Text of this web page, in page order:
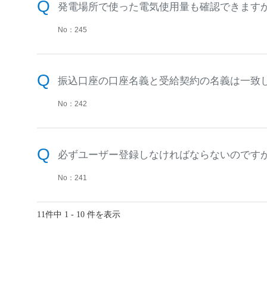
発電場所で使った電気使用量も確認できますか
No：245
振込口座の口座名義と受給契約の名義は一致
No：242
必ずユーザー登録しなければならないのですか
No：241
11件中 1 - 10 件を表示